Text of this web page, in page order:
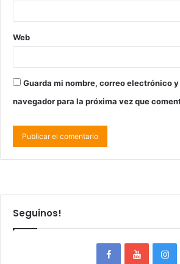
Web
Guarda mi nombre, correo electrónico
navegador para la próxima vez que
Seguinos!